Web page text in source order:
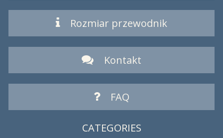
Rozmiar przewodnik
Kontakt
FAQ
CATEGORIES